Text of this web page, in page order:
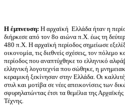
Η έμπνευση: Η αρχαϊκή Ελλάδα ήταν η
διήρκεσε από τον 8ο αιώνα π.Χ. έως τη
480 π.Χ. Η αρχαϊκή περίοδος σημείωσε
οικονομία, τις διεθνείς σχέσεις, τον
περίοδος που αναπτύχθηκε το ελληνικό
ελληνική λογοτεχνία που σώθηκε, η
κεραμική ξεκίνησαν στην Ελλάδα. Οι
στυλ και μοτίβα σε νέες απεικονίσεις των
σφυρηλατώντας έτσι τα θεμέλια της
Τέχνης.